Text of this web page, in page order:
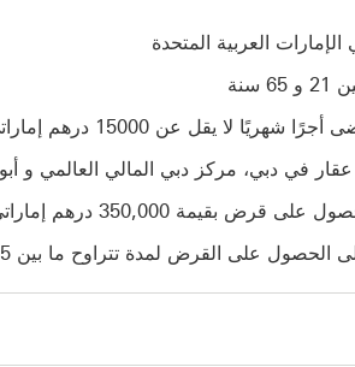
العربية المتحدة
شهريًا لا يقل عن 15000 درهم إماراتي
في دبي، مركز دبي المالي العالمي و
بقيمة 350,000 درهم إماراتي أو أكثر
على القرض لمدة تتراوح ما بين 5 و 25 عاماً